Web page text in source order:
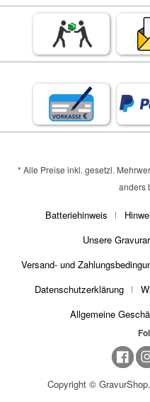
* Alle Preise inkl. gesetzl.
anders
Batteriehinweis
Unsere
Versand- und
Datenschutzerklärung
Allgemeine
Copyright ©